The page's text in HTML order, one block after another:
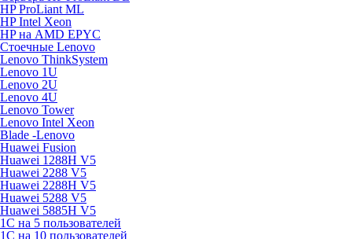
HP ProLiant ML
HP Intel Xeon
HP на AMD EPYC
Стоечные Lenovo
Lenovo ThinkSystem
Lenovo 1U
Lenovo 2U
Lenovo 4U
Lenovo Tower
Lenovo Intel Xeon
Blade -Lenovo
Huawei Fusion
Huawei 1288H V5
Huawei 2288 V5
Huawei 2288H V5
Huawei 5288 V5
Huawei 5885H V5
1С на 5 пользователей
1С на 10 пользователей